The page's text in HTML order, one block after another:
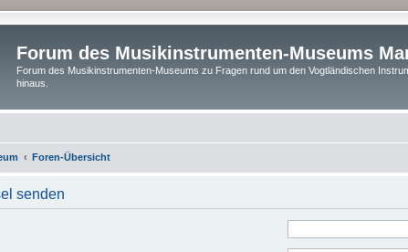
Forum des Musikinstrumenten-Museums
Forum des Musikinstrumenten-Museums zu Fragen rund um den Vogtländischen
hinaus.
Foren-Übersicht
senden